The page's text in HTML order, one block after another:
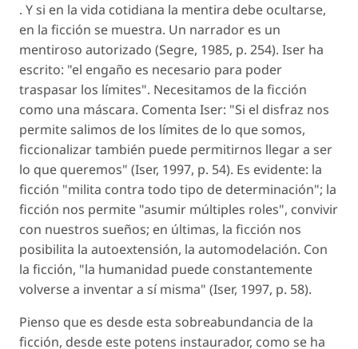
. Y si en la vida cotidiana la mentira debe ocultarse,
en la ficción se muestra. Un narrador es un
mentiroso autorizado (Segre, 1985, p. 254). Iser ha
escrito: "el engaño es necesario para poder
traspasar los límites". Necesitamos de la ficción
como una máscara. Comenta Iser: "Si el disfraz nos
permite salimos de los límites de lo que somos,
ficcionalizar también puede permitirnos llegar a ser
lo que queremos" (Iser, 1997, p. 54). Es evidente: la
ficción "milita contra todo tipo de determinación"; la
ficción nos permite "asumir múltiples roles", convivir
con nuestros sueños; en últimas, la ficción nos
posibilita la autoextensión, la automodelación. Con
la ficción, "la humanidad puede constantemente
volverse a inventar a sí misma" (Iser, 1997, p. 58).
Pienso que es desde esta sobreabundancia de la
ficción, desde este potens instaurador, como se ha